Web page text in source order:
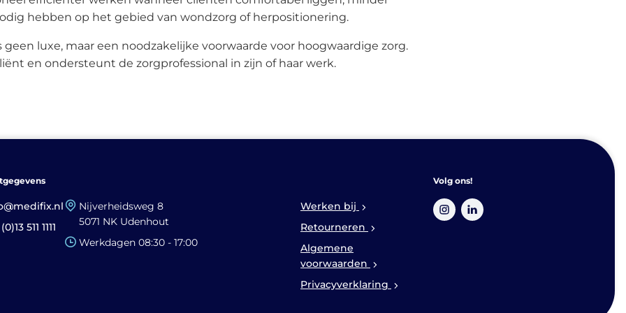
en brancards
wagens
Up Ziekenhuis
schermen en
hebben op het gebied van wondzorg of herpositionering.
luxe, maar een noodzakelijke voorwaarde voor hoogwaardige zorg.
en ondersteunt de zorgprofessional in zijn of haar werk.
511 1111
Nijverheidsweg 8
5071 NK Udenhout
Werkdagen 08:30 - 17:00
Werken bij
Retourneren
Algemene
voorwaarden
Privacyverklaring
Volg ons!